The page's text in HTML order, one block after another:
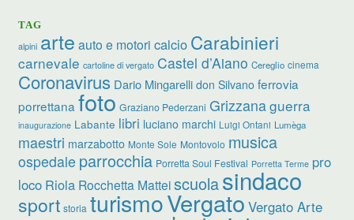
TAG
alpini arte auto e motori calcio Carabinieri
carnevale cartoline di vergato Castel d’Aiano Cereglio cinema
Coronavirus Dario Mingarelli don Silvano ferrovia
porrettana foto Graziano Pederzani Grizzanaguerra
inaugurazione Labante libri luciano marchi Luigi Ontani Lumèga
maestri marzabotto Monte Sole Montovolo musica
ospedale parrocchia Porretta Soul Festival Porretta Terme pro
loco Riola Rocchetta Matteiscuolasindaco
sport storia turismoVergato Vergato Arte